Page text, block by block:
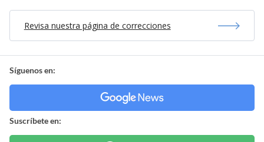
Revisa nuestra página de correcciones
Síguenos en:
Suscríbete en: